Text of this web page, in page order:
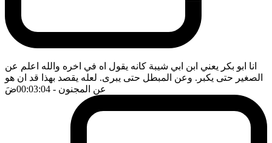
انا ابو بكر يعني ابن ابي شيبة كانه يقول اه في اخره والله اعلم عن
الصغير حتى يكبر. وعن المبطل حتى يبرى. لعله يقصد بهذا قد ان هو
عن المجنون - 00:03:04 ضَ